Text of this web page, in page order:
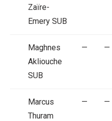
Zaïre-
Emery SUB
Maghnes
Akliouche
SUB
— —
Marcus
Thuram
— —